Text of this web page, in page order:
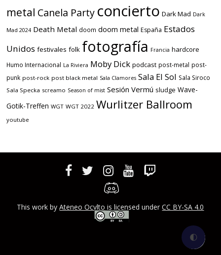
🌓
metal Canela Party concierto Dark Mad Dark
Mad 2024 Death Metal doom doom metal España Estados
Unidos festivales folk fotografía Francia hardcore
Humo Internacional La Riviera Moby Dick podcast post-metal post-
punk post-rock post black metal Sala Clamores Sala El Sol Sala Siroco
Sala Specka screamo Season of mist Sesión Vermú sludge Wave-
Gotik-Treffen WGT WGT 2022 Wurlitzer Ballroom
youtube
This work byAteneo Ocvlto is licensed underCC BY-SA 4.0